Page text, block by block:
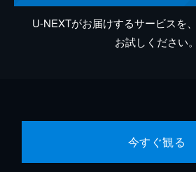
U-NEXTがお届けするサービスを
お試しください。
今すぐ観る